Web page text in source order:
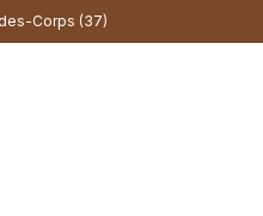
Corps (37)